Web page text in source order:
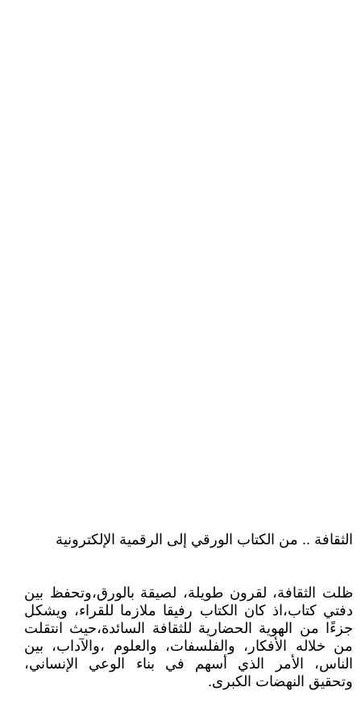
الثقافة .. من الكتاب الورقي إلى الرقمية الإلكترونية
ظلت الثقافة، لقرون طويلة، لصيقة بالورق،وتحفظ بين
دفتي كتاب،اذ كان الكتاب رفيقا ملازما للقراء، ويشكل
جزءًا من الهوية الحضارية للثقافة السائدة،حيث انتقلت
من خلاله الأفكار، والفلسفات، والعلوم ،والآداب، بين
الناس، الأمر الذي أسهم في بناء الوعي الإنساني،
وتحقيق النهضات الكبرى.